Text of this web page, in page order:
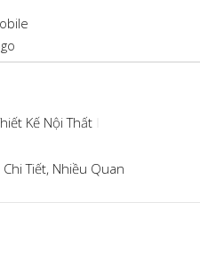
Kế Nội Thất
Tiết, Nhiều Quan